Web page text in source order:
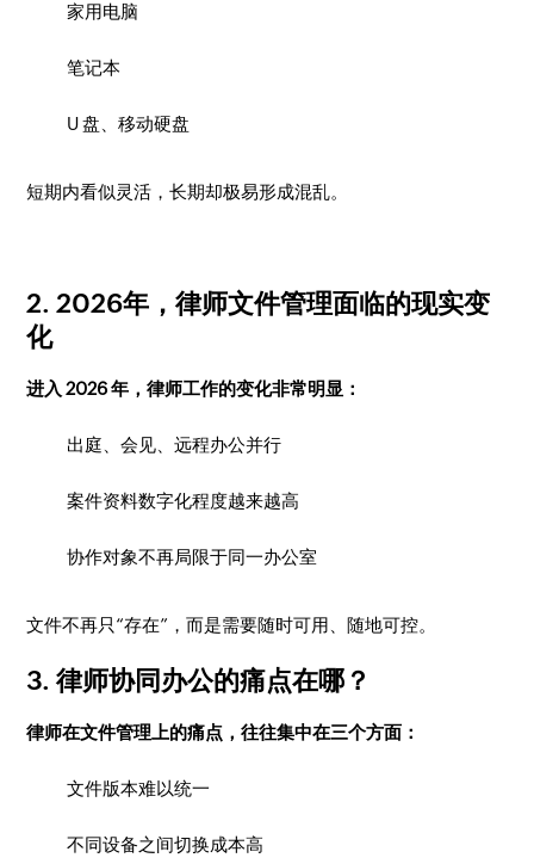
家用电脑
笔记本
U 盘、移动硬盘
短期内看似灵活，长期却极易形成混乱。
2. 2026年，律师文件管理面临的现实变
化
进入 2026 年，律师工作的变化非常明显：
出庭、会见、远程办公并行
案件资料数字化程度越来越高
协作对象不再局限于同一办公室
文件不再只“存在”，而是需要随时可用、随地可控。
3. 律师协同办公的痛点在哪？
律师在文件管理上的痛点，往往集中在三个方面：
文件版本难以统一
不同设备之间切换成本高